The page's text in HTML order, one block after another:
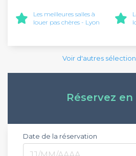
Les meilleures salles à
louer pas chères - Lyon
Voir d'autres
Réservez
Date de la réservation